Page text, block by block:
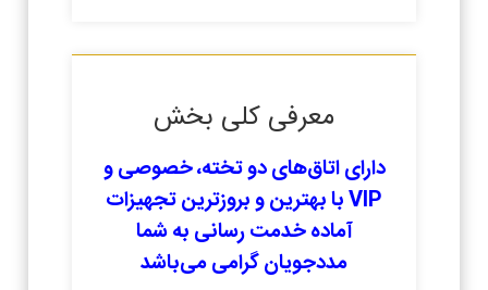
معرفی کلی بخش
دارای اتاق‌های دو تخته، خصوصی و
VIP با بهترین و بروزترین تجهیزات
آماده خدمت رسانی به شما
مددجویان گرامی می‌باشد